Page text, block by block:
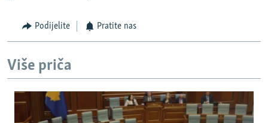
Podijelite Pratite nas
Više priča